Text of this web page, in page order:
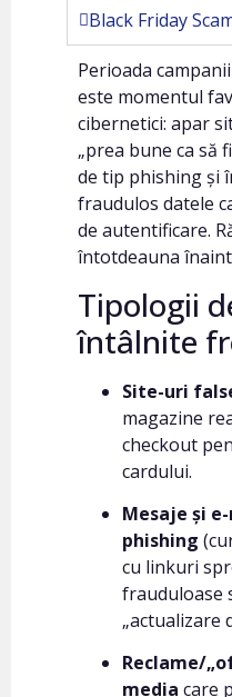
Black Friday
Perioada
este momentul
cibernetici: apar
„prea bune ca să
de tip phishing și
fraudulos datele
de autentificare.
întotdeauna
Tipologii
întâlnite
Site-uri
magazine
checkout
cardului.
Mesaje și
phishing
cu linkuri
frauduloase
„actualizare
Reclame/
media care